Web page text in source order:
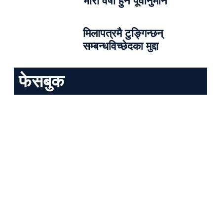
मिलापत्रमै टुङ्गिन्छन्
सम्बन्धविच्छेदका मुद्दा
फेसबुक